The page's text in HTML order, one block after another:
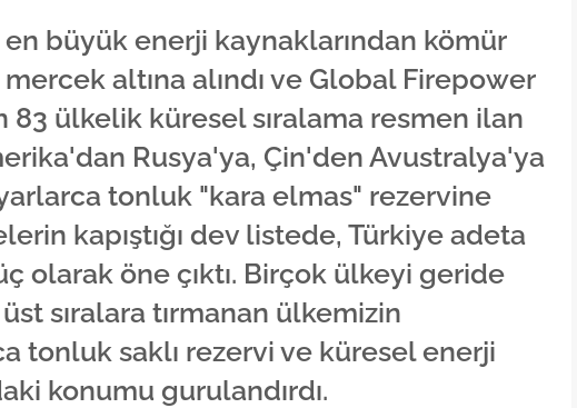
en büyük enerji kaynaklarından kömür
altına alındı ve Global Firepower
83 ülkelik küresel sıralama resmen ilan
Rusya'ya, Çin'den Avustralya'ya
tonluk "kara elmas" rezervine
kapıştığı dev listede, Türkiye adeta
olarak öne çıktı. Birçok ülkeyi geride
sıralara tırmanan ülkemizin
tonluk saklı rezervi ve küresel enerji
konumu gurulandırdı.